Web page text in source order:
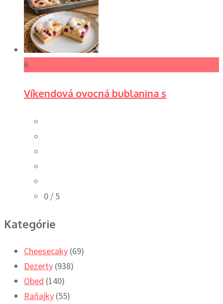
6
Víkendová ovocná bublanina s
0 / 5
Kategórie
Cheesecaky (69)
Dezerty (938)
Obed (140)
Raňajky (55)